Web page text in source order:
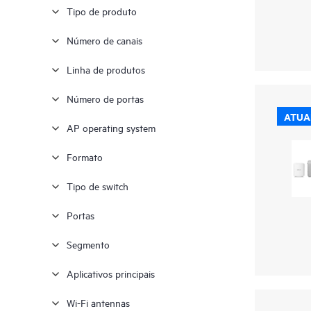
Tipo de produto
Número de canais
Linha de produtos
Número de portas
AP operating system
Formato
Tipo de switch
Portas
Segmento
Aplicativos principais
Wi-Fi antennas